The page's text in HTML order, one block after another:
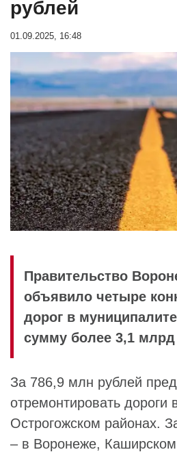
рублей
01.09.2025, 16:48
Правительство
объявило четыре
дорог в
сумму более 3,1 млрд
За 786,9 млн рублей
отремонтировать дороги
Острогожском районах.
– в Воронеже,